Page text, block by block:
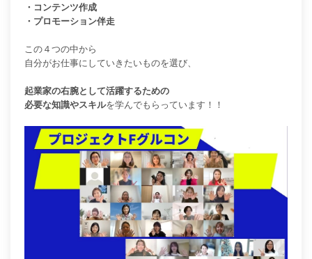
・コンテンツ作成
・プロモーション伴走
この４つの中から
自分がお仕事にしていきたいものを選び、
起業家の右腕として活躍するための
必要な知識やスキルを学んでもらっています！！